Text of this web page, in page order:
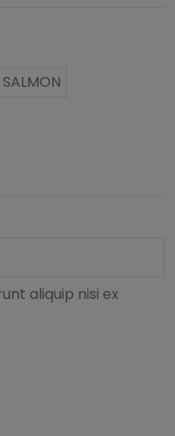
aliquip nisi ex